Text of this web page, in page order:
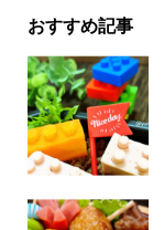
おすすめ記事